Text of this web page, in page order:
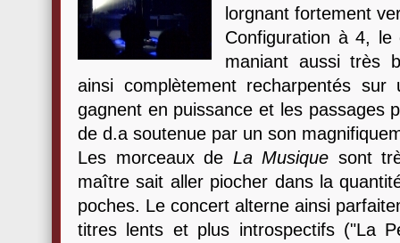
lorgnant fortement
Configuration à 4, le
maniant aussi très
ainsi complètement recharpentés
gagnent en puissance et les passages
de d.a soutenue par un son
Les morceaux de La Musique sont
maître sait aller piocher dans la
poches. Le concert alterne ainsi
titres lents et plus introspectifs ("La